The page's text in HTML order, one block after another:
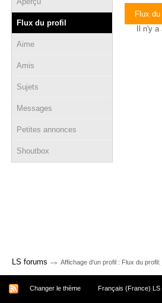
Flux du profil
Aime
Amis
Sujets
Messages
Petites annonces
Shoutbox
Flux du
Il n'y
LS forums → Affichage d'un profil : Flux du profil:
Changer le thème Français (France) LS